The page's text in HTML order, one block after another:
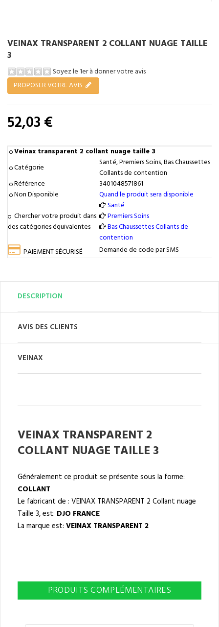
VEINAX TRANSPARENT 2 COLLANT NUAGE TAILLE
3
Soyez le 1er à donner votre avis
PROPOSER VOTRE AVIS
52,03 €
Veinax transparent 2 collant nuage taille 3
Catégorie
Santé, Premiers Soins, Bas Chaussettes
Collants de contention
Référence
3401048571861
Non Disponible
Quand le produit sera disponible
Chercher votre produit dans
des catégories équivalentes
Santé
Premiers Soins
Bas Chaussettes Collants de
contention
PAIEMENT SÉCURISÉ
Demande de code par SMS
DESCRIPTION
AVIS DES CLIENTS
VEINAX
VEINAX TRANSPARENT 2
COLLANT NUAGE TAILLE 3
Généralement ce produit se présente sous la forme:
COLLANT
Le fabricant de : VEINAX TRANSPARENT 2 Collant nuage
Taille 3, est: DJO FRANCE
La marque est: VEINAX TRANSPARENT 2
PRODUITS COMPLÉMENTAIRES